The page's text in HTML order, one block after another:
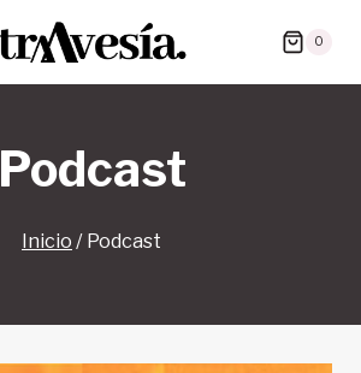
0
Podcast
Inicio / Podcast